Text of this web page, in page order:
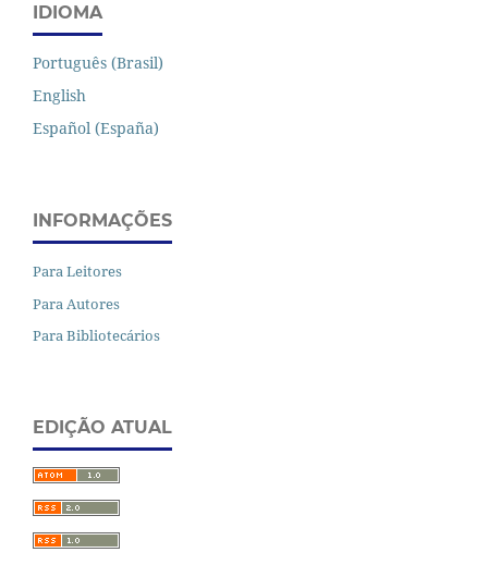
IDIOMA
Português (Brasil)
English
Español (España)
INFORMAÇÕES
Para Leitores
Para Autores
Para Bibliotecários
EDIÇÃO ATUAL